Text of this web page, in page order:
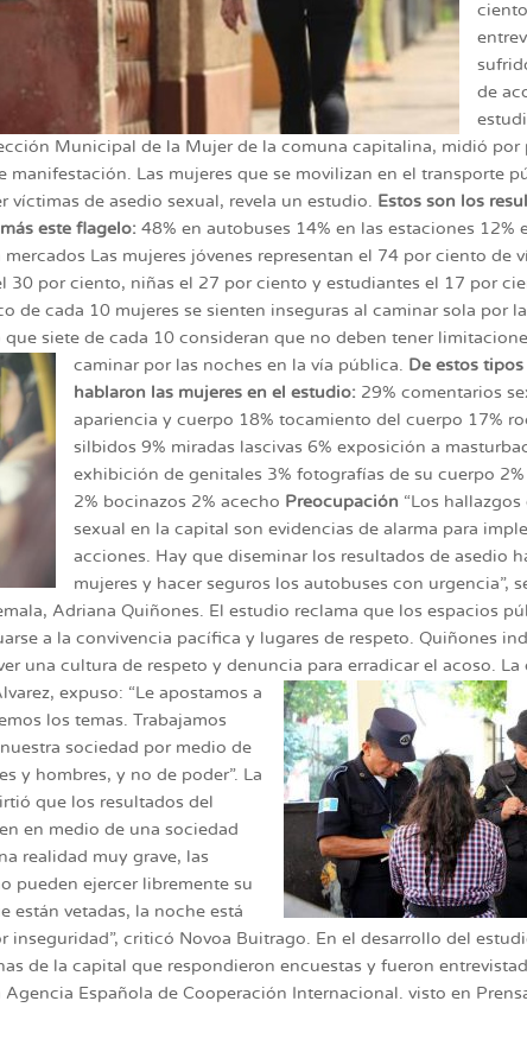
de
Municipal de la Mujer de la comuna capitalina, midió por
manifestación. Las mujeres que se movilizan en el transporte
víctimas de asedio sexual, revela un estudio.
Estos son los
este flagelo: 48% en autobuses 14% en las estaciones 12%
mercados Las mujeres jóvenes representan el 74 por ciento de
30 por ciento, niñas el 27 por ciento y estudiantes el 17 por
de cada 10 mujeres se sienten inseguras al caminar sola por
siete de cada 10 consideran que no deben tener
caminar por las noches en la vía pública.
De estos
hablaron las mujeres en el estudio: 29% comentarios
apariencia y cuerpo 18% tocamiento del cuerpo 17%
silbidos 9% miradas lascivas 6% exposición a
exhibición de genitales 3% fotografías de su cuerpo 2%
2% bocinazos 2% acecho Preocupación “Los hallazgos
sexual en la capital son evidencias de alarma para
acciones. Hay que diseminar los resultados de asedio
mujeres y hacer seguros los autobuses con urgencia”,
Adriana Quiñones. El estudio reclama que los espacios
a la convivencia pacífica y lugares de respeto. Quiñones
una cultura de respeto y denuncia para erradicar el acoso.
La
expuso: “Le apostamos a
los temas. Trabajamos
sociedad por medio de
y hombres, y no de poder”. La
que los resultados del
en medio de una sociedad
realidad muy grave, las
pueden ejercer libremente su
están vetadas, la noche está
inseguridad”, criticó Novoa Buitrago. En el desarrollo del
de la capital que respondieron encuestas y fueron
Española de Cooperación Internacional. visto en